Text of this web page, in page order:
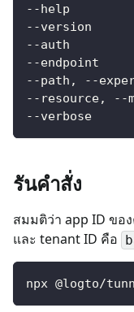
--help
--version
--auth
--endpoint
--path, --
--resource, --
--verbose
รันคำสั่ง
สมมติว่า app ID ขอ
และ tenant ID คือ
npx @logto/